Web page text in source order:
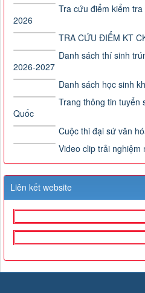
Tra cứu điểm kiểm
2026
TRA CỨU ĐIỂM KT
Danh sách thí sinh
2026-2027
Danh sách học sinh
Trang thông tin tuyển
Quốc
Cuộc thi đại sứ văn
Video clip trải nghiệm
Liên kết website